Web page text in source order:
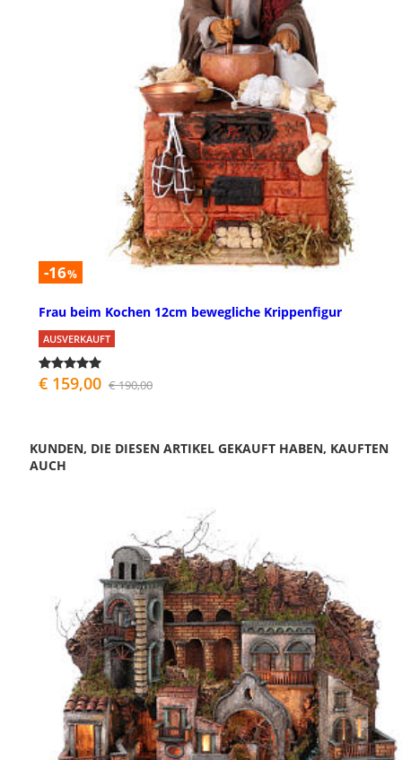
-16%
Frau beim Kochen 12cm bewegliche Krippenfigur
AUSVERKAUFT
€ 159,00 € 190,00
KUNDEN, DIE DIESEN ARTIKEL GEKAUFT HABEN, KAUFTEN
AUCH